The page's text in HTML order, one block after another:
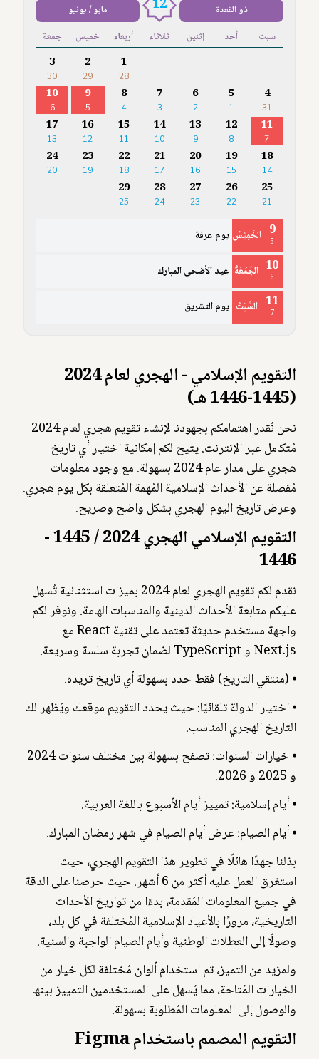
ذو القعدة 12 مايو / يونيو
سبت أحد إثنين ثلاثاء أربعاء خميس جمعة
1
28
2
29
3
30
4
31
5
1
6
2
7
3
8
4
9
5
10
6
11
7
12
8
13
9
14
10
15
11
16
12
17
13
18
14
19
15
20
16
21
17
22
18
23
19
24
20
25
21
26
22
27
23
28
24
29
25
9
5 الخَمِيْسُ يوم عرفة
10
6 الجُمُعَةُ عيد الأضحى المبارك
11
7 السَّبْتُ يوم التشريق
التقويم الإسلامي - الهجري لعام 2024
(1445-1446 هـ)
نحن نُقدر اهتمامكم بجهودنا لإنشاء تقويم هجري لعام 2024
مُتكامل عبر الإنترنت. يتيح لكم إمكانية اختيار أي تاريخ
هجري على مدار عام 2024 بسهولة. مع وجود معلومات
مُفصلة عن الأحداث الإسلامية المُهمة المُتعلقة بكل يوم هجري.
وعرض تاريخ اليوم الهجري بشكل واضح وصريح.
التقويم الإسلامي الهجري 2024 / 1445 -
1446
نقدم لكم تقويم الهجري لعام 2024 بميزات استثنائية تُسهل
عليكم متابعة الأحداث الدينية والمناسبات الهامة. ونوفر لكم
واجهة مستخدم حديثة تعتمد على تقنية React مع
Next.js و TypeScript لضمان تجربة سلسة وسريعة.
⦁ (منتقي التاريخ) فقط حدد بسهولة أي تاريخ تريده.
⦁ اختيار الدولة تلقائيًا: حيث يحدد التقويم موقعك ويُظهر لك
التاريخ الهجري المناسب.
⦁ خيارات السنوات: تصفح بسهولة بين مختلف سنوات 2024
و 2025 و 2026.
⦁ أيام إسلامية: تمييز أيام الأسبوع باللغة العربية.
⦁ أيام الصيام: عرض أيام الصيام في شهر رمضان المبارك.
بذلنا جهدًا هائلًا في تطوير هذا التقويم الهجري، حيث
استغرق العمل عليه أكثر من 6 أشهر. حيث حرصنا على الدقة
في جميع المعلومات المُقدمة، بدءًا من تواريخ الأحداث
التاريخية، مرورًا بالأعياد الإسلامية المُختلفة في كل بلد،
وصولًا إلى العطلات الوطنية وأيام الصيام الواجبة والسنية.
ولمزيد من التميز، تم استخدام ألوان مُختلفة لكل خيار من
الخيارات المُتاحة، مما يُسهل على المستخدمين التمييز بينها
والوصول إلى المعلومات المُطلوبة بسهولة.
التقويم المصمم باستخدام Figma